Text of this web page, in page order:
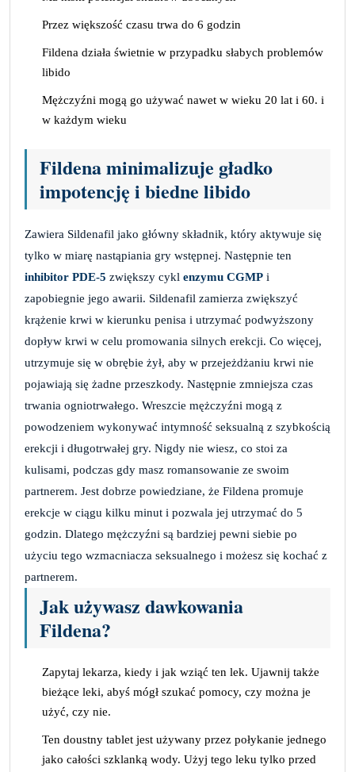
Przez większość czasu trwa do 6 godzin
Fildena działa świetnie w przypadku słabych problemów
libido
Mężczyźni mogą go używać nawet w wieku 20 lat i 60. i
w każdym wieku
Fildena minimalizuje gładko
impotencję i biedne libido
Zawiera Sildenafil jako główny składnik, który aktywuje się
tylko w miarę nastąpiania gry wstępnej. Następnie ten
inhibitor PDE-5 zwiększy cykl enzymu CGMP i
zapobiegnie jego awarii. Sildenafil zamierza zwiększyć
krążenie krwi w kierunku penisa i utrzymać podwyższony
dopływ krwi w celu promowania silnych erekcji. Co więcej,
utrzymuje się w obrębie żył, aby w przejeżdżaniu krwi nie
pojawiają się żadne przeszkody. Następnie zmniejsza czas
trwania ogniotrwałego. Wreszcie mężczyźni mogą z
powodzeniem wykonywać intymność seksualną z szybkością
erekcji i długotrwałej gry. Nigdy nie wiesz, co stoi za
kulisami, podczas gdy masz romansowanie ze swoim
partnerem. Jest dobrze powiedziane, że Fildena promuje
erekcje w ciągu kilku minut i pozwala jej utrzymać do 5
godzin. Dlatego mężczyźni są bardziej pewni siebie po
użyciu tego wzmacniacza seksualnego i możesz się kochać z
partnerem.
Jak używasz dawkowania
Fildena?
Zapytaj lekarza, kiedy i jak wziąć ten lek. Ujawnij także
bieżące leki, abyś mógł szukać pomocy, czy można je
użyć, czy nie.
Ten doustny tablet jest używany przez połykanie jednego
jako całości szklanką wody. Użyj tego leku tylko przed